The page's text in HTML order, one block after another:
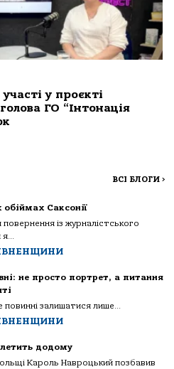
у проєкті
ГО “Інтонація
ВСІ БЛОГИ >
обіймах Саксонії
із журналістського
не просто портрет, а питання
повинні залишатися лише...
додому
Кароль Навроцький позбавив